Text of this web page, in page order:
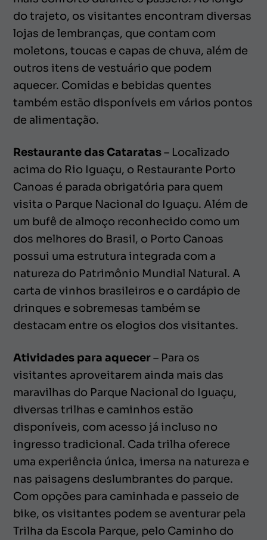
do trajeto, os visitantes encontram diversas
lojas de lembranças, que contam com
moletons, toucas e capas de chuva, além de
outros itens de vestuário que podem
aquecer. Comidas e bebidas quentes
também estão disponíveis em vários pontos
de alimentação.
Restaurante das Cataratas– Localizado
acima do Rio Iguaçu, o Restaurante Porto
Canoas é parada obrigatória para quem
visita o Parque Nacional do Iguaçu. Além de
um bufê de almoço reconhecido como um
dos melhores do Brasil, o Porto Canoas
possui uma estrutura integrada com a
natureza do Patrimônio Mundial Natural. A
carta de vinhos brasileiros e o cardápio de
drinques e sobremesas também se
destacam entre os elogios dos visitantes.
Atividades para aquecer– Para os
visitantes aproveitarem ainda mais das
maravilhas do Parque Nacional do Iguaçu,
diversas trilhas e caminhos estão
disponíveis, com acesso já incluso no
ingresso tradicional. Cada trilha oferece
uma experiência única, imersa na natureza e
nas paisagens deslumbrantes do parque.
Com opções para caminhada e passeio de
bike, os visitantes podem se aventurar pela
Trilha da Escola Parque, pelo Caminho do